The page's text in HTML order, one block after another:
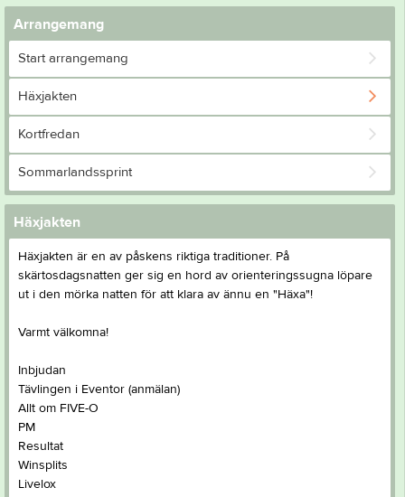
Arrangemang
Start arrangemang
Häxjakten
Kortfredan
Sommarlandssprint
Häxjakten
Häxjakten är en av påskens riktiga traditioner. På
skärtosdagsnatten ger sig en hord av orienteringssugna löpare
ut i den mörka natten för att klara av ännu en "Häxa"!
Varmt välkomna!
Inbjudan
Tävlingen i Eventor (anmälan)
Allt om FIVE-O
PM
Resultat
Winsplits
Livelox